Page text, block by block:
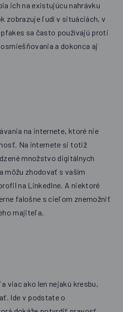
ich na existujúcu nahrávku
zobrazuje ľudí v situáciách, v
sa často používajú proti
a dokonca aj
na internete, ktoré nie
Na internete si totiž
množstvo digitálnych
môžu zhodovať s vaším
na LinkedIne. A niektoré
falošne s cieľom znemožniť
majiteľa.
viac ako len nejakú kresbu,
Ide v podstate o